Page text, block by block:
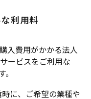
利用料
入費用がかかる法人
ービスをご利用な
に、ご希望の業種や